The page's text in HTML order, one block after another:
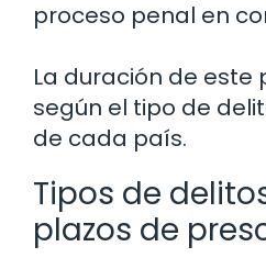
proceso penal en
La duración de este
según el tipo de
de cada país.
Tipos de
plazos de